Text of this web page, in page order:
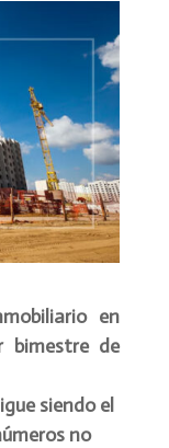
en
bimestre de
siendo el
no